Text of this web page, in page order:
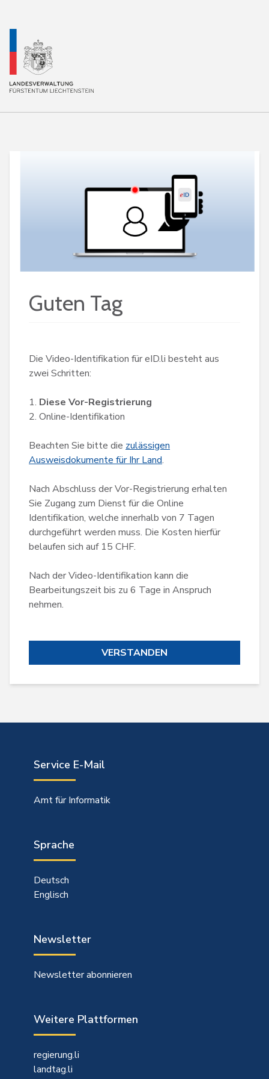
Guten Tag
Die Video-Identifikation für eID.li besteht aus
zwei Schritten:
Diese Vor-Registrierung
Online-Identifikation
Beachten Sie bitte die zulässigen
Ausweisdokumente für Ihr Land.
Nach Abschluss der Vor-Registrierung erhalten
Sie Zugang zum Dienst für die Online
Identifikation, welche innerhalb von 7 Tagen
durchgeführt werden muss. Die Kosten hierfür
belaufen sich auf 15 CHF.
Nach der Video-Identifikation kann die
Bearbeitungszeit bis zu 6 Tage in Anspruch
nehmen.
VERSTANDEN
Service E-Mail
Amt für Informatik
Sprache
Deutsch
Englisch
Newsletter
Newsletter abonnieren
Weitere Plattformen
regierung.li
landtag.li